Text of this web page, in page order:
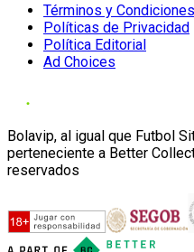
Términos y Condiciones
Políticas de Privacidad
Política Editorial
Ad Choices
Bolavip, al igual que Futbol
perteneciente a Better
reservados